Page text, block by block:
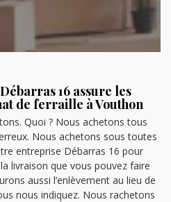
16 assure les
de ferraille à Vouthon
Quoi ? Nous achetons tous
Nous achetons sous toutes
entreprise Débarras 16 pour
livraison que vous pouvez faire
aussi l’enlèvement au lieu de
nous indiquez. Nous rachetons